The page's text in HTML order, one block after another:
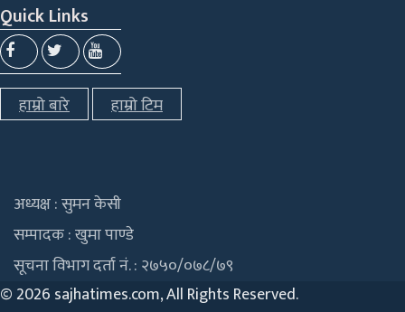
Quick Links
हाम्रो बारे हाम्रो टिम
अध्यक्ष : सुमन केसी
सम्पादक : खुमा पाण्डे
सूचना विभाग दर्ता नं. : २७५०/०७८/७९
© 2026 sajhatimes.com, All Rights Reserved.